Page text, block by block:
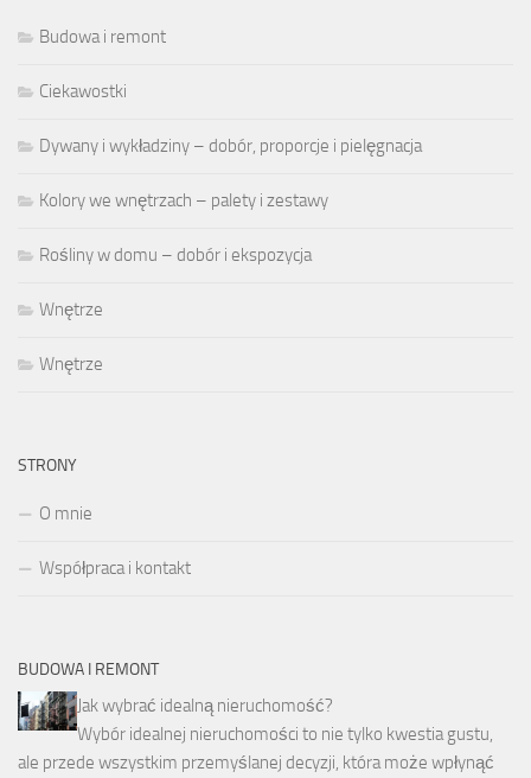
Budowa i remont
Ciekawostki
Dywany i wykładziny – dobór, proporcje i pielęgnacja
Kolory we wnętrzach – palety i zestawy
Rośliny w domu – dobór i ekspozycja
Wnętrze
Wnętrze
STRONY
O mnie
Współpraca i kontakt
BUDOWA I REMONT
Jak wybrać idealną nieruchomość?
Wybór idealnej nieruchomości to nie tylko kwestia gustu,
ale przede wszystkim przemyślanej decyzji, która może wpłynąć